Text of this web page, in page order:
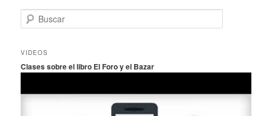
u
c
r
VIDEOS
Clases sobre el libro El Foro y el Bazar